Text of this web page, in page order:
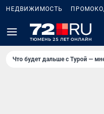
НЕДВИЖИМОСТЬ
Что будет дальше с Турой —